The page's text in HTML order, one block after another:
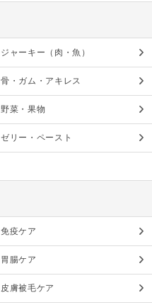
ジャーキー（肉・魚）
骨・ガム・アキレス
野菜・果物
ゼリー・ペースト
免疫ケア
胃腸ケア
皮膚被毛ケア